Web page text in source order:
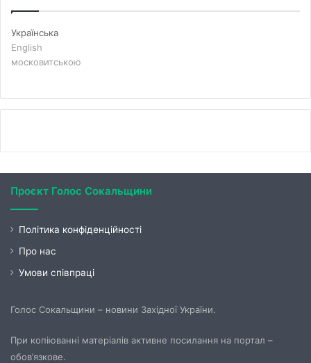
Українська
English
московитською
Проєкт Голос Сокальщини
Політика конфіденційності
Про нас
Умови співпраці
Голос Сокальщини – новини Західної України.
При копіюванні матеріалів активне посилання на портал –
обов’язкове.